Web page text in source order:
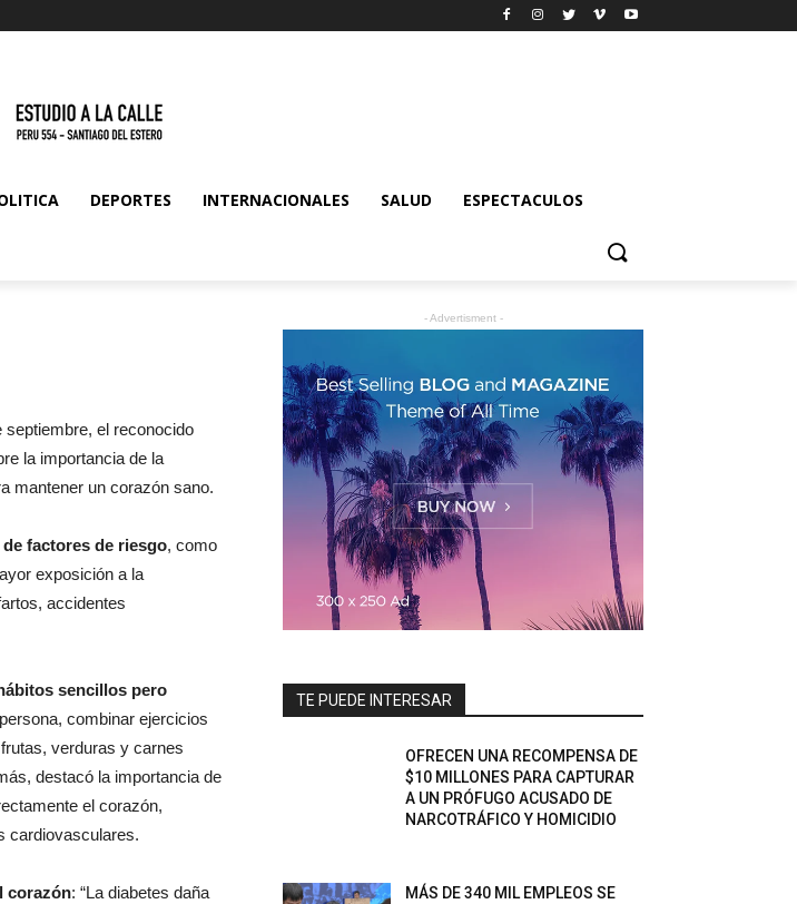
DEPORTES INTERNACIONALES SALUD ESPECTACULOS
septiembre, el reconocido
la importancia de la
mantener un corazón sano.
factores de riesgo, como
exposición a la
accidentes
sencillos pero
combinar ejercicios
verduras y carnes
destacó la importancia de
el corazón,
cardiovasculares.
corazón: “La diabetes daña
- Advertisment -
TE PUEDE INTERESAR
OFRECEN UNA RECOMPENSA DE
$10 MILLONES PARA CAPTURAR
A UN PRÓFUGO ACUSADO DE
NARCOTRÁFICO Y HOMICIDIO
MÁS DE 340 MIL EMPLEOS SE